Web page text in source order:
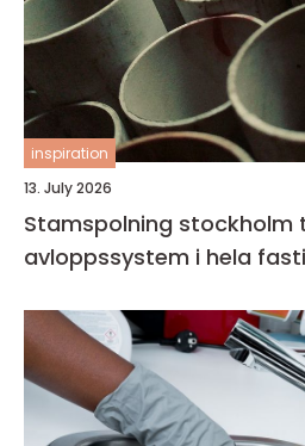
inspiration
13. July 2026
Stamspolning stockholm tryggare
avloppssystem i hela